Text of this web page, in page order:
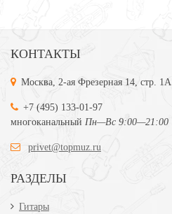
КОНТАКТЫ
Москва, 2-ая Фрезерная 14, стр. 1А
+7 (495) 133-01-97
многоканальный Пн—Вс 9:00—21:00
privet@topmuz.ru
РАЗДЕЛЫ
Гитары